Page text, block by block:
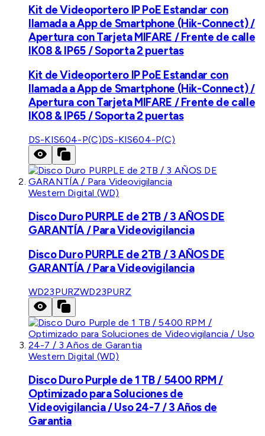
Kit de Videoportero IP PoE Estandar con
llamada a App de Smartphone (Hik-Connect) /
Apertura con Tarjeta MIFARE / Frente de calle
IK08 & IP65 / Soporta 2 puertas
Kit de Videoportero IP PoE Estandar con
llamada a App de Smartphone (Hik-Connect) /
Apertura con Tarjeta MIFARE / Frente de calle
IK08 & IP65 / Soporta 2 puertas
DS-KIS604-P(C)DS-KIS604-P(C)
Western Digital (WD)
Disco Duro PURPLE de 2TB / 3 AÑOS DE
GARANTÍA / Para Videovigilancia
Disco Duro PURPLE de 2TB / 3 AÑOS DE
GARANTÍA / Para Videovigilancia
WD23PURZWD23PURZ
Western Digital (WD)
Disco Duro Purple de 1 TB / 5400 RPM /
Optimizado para Soluciones de
Videovigilancia / Uso 24-7 / 3 Años de
Garantia